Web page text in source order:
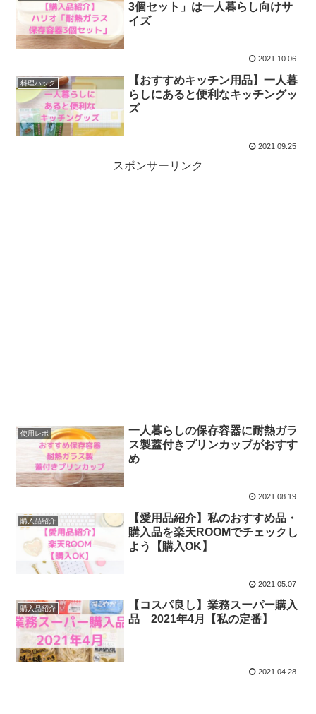
3個セット」は一人暮らし向けサ
イズ
2021.10.06
料理ハック
【おすすめキッチン用品】一人暮
らしにあると便利なキッチングッ
ズ
2021.09.25
スポンサーリンク
使用レポ
一人暮らしの保存容器に耐熱ガラ
ス製蓋付きプリンカップがおすす
め
2021.08.19
購入品紹介
【愛用品紹介】私のおすすめ品・
購入品を楽天ROOMでチェックし
よう【購入OK】
2021.05.07
購入品紹介
【コスパ良し】業務スーパー購入
品 2021年4月【私の定番】
2021.04.28